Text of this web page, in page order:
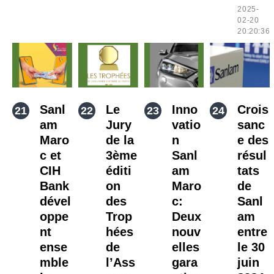
2025-
02-20
20:20:36
Sanl
am
Maro
c et
CIH
Bank
dével
oppe
nt
ense
mble
Le
Jury
de la
3ème
éditi
on
des
Trop
hées
de
l’Ass
Inno
vatio
n
Sanl
am
Maro
c:
Deux
nouv
elles
gara
Crois
sanc
e des
résul
tats
de
Sanl
am
entre
le 30
juin